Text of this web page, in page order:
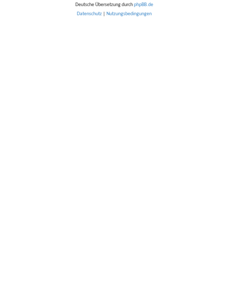
Deutsche Übersetzung durchphpBB.de
Datenschutz
Nutzungsbedingungen